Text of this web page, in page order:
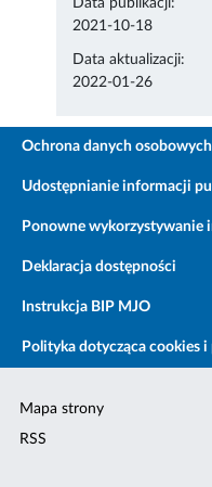
Data publikacji:
2021-10-18
Data aktualizacji:
2022-01-26
Ochrona danych osobowych
Udostępnianie informacji
Ponowne wykorzystywanie
Deklaracja dostępności
Instrukcja BIP MJO
Polityka dotycząca cookies
Mapa strony
RSS